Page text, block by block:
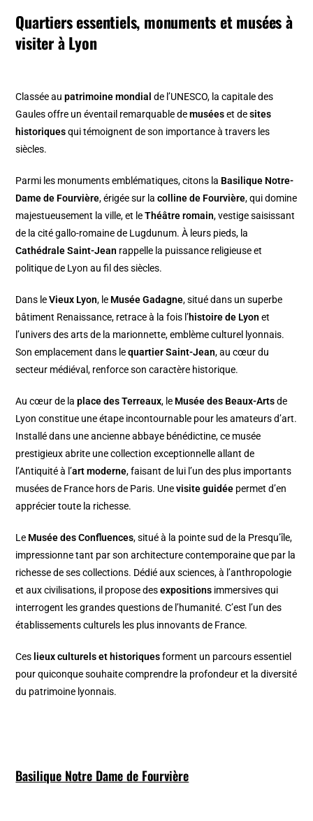
Quartiers essentiels, monuments et musées à
visiter à Lyon
Classée aupatrimoine mondial de l’UNESCO, la capitale des
Gaules offre un éventail remarquable demuséeset desites
historiquesqui témoignent de son importance à travers les
siècles.
Parmi les monuments emblématiques, citons la Basilique Notre-
Dame de Fourvière, érigée sur lacolline de Fourvière, qui domine
majestueusement la ville, et leThéâtre romain, vestige saisissant
de la cité gallo-romaine de Lugdunum. À leurs pieds, la
Cathédrale Saint-Jean rappelle la puissance religieuse et
politique de Lyon au fil des siècles.
Dans leVieux Lyon, le Musée Gadagne, situé dans un superbe
bâtiment Renaissance, retrace à la fois l’histoire de Lyon et
l’univers des arts de la marionnette, emblème culturel lyonnais.
Son emplacement dans lequartier Saint-Jean, au cœur du
secteur médiéval, renforce son caractère historique.
Au cœur de laplace des Terreaux, le Musée des Beaux-Artsde
Lyon constitue une étape incontournable pour les amateurs d’art.
Installé dans une ancienne abbaye bénédictine, ce musée
prestigieux abrite une collection exceptionnelle allant de
l’Antiquité à l’art moderne, faisant de lui l’un des plus importants
musées de France hors de Paris. Unevisite guidée permet d’en
apprécier toute la richesse.
Le Musée des Confluences, situé à la pointe sud de la Presqu’île,
impressionne tant par son architecture contemporaine que par la
richesse de ses collections. Dédié aux sciences, à l’anthropologie
et aux civilisations, il propose desexpositions immersives qui
interrogent les grandes questions de l’humanité. C’est l’un des
établissements culturels les plus innovants de France.
Ces lieux culturels et historiquesforment un parcours essentiel
pour quiconque souhaite comprendre la profondeur et la diversité
du patrimoine lyonnais.
Basilique Notre Dame de Fourvière